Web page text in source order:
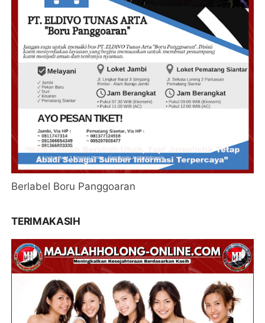
Berlabel Boru Panggoaran
TERIMAKASIH